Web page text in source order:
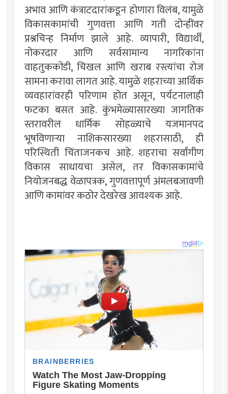
अभाव आणि कंत्राटदारांकडून होणारा विलंब, यामुळे
विकासकामांची गुणवत्ता आणि गती दोन्हींवर
प्रश्नचिन्ह निर्माण झाले आहे. व्यापारी, विद्यार्थी,
नोकरदार आणि सर्वसामान्य नागरिकांना
वाहतुककोंडी, चिखल आणि खराब रस्त्यांचा रोज
सामना करावा लागत आहे. यामुळे शहराच्या आर्थिक
व्यवहारांवरही परिणाम होत असून, पर्यटनालाही
फटका बसत आहे. कुंभमेळ्यासारख्या जागतिक
स्तरावरील धार्मिक सोहळ्याचे यजमानपद
भूषविणाऱ्या नाशिकसारख्या शहरासाठी, ही
परिस्थिती चिंताजनकच आहे. शहराचा सर्वांगीण
विकास साधायचा असेल, तर विकासकामांचे
नियोजनबद्ध वेळापत्रक, गुणवत्तापूर्ण अंमलबजावणी
आणि कामांवर कठोर देखरेख आवश्यक आहे.